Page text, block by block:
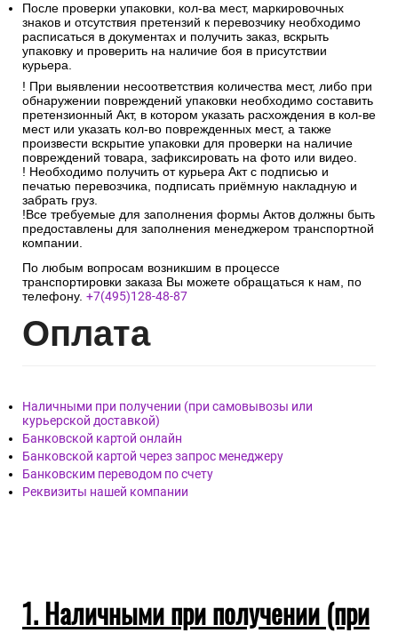
После проверки упаковки, кол-ва мест, маркировочных
знаков и отсутствия претензий к перевозчику необходимо
расписаться в документах и получить заказ, вскрыть
упаковку и проверить на наличие боя в присутствии
курьера.
! При выявлении несоответствия количества мест, либо при
обнаружении повреждений упаковки необходимо составить
претензионный Акт, в котором указать расхождения в кол-ве
мест или указать кол-во поврежденных мест, а также
произвести вскрытие упаковки для проверки на наличие
повреждений товара, зафиксировать на фото или видео.
! Необходимо получить от курьера Акт с подписью и
печатью перевозчика, подписать приёмную накладную и
забрать груз.
!Все требуемые для заполнения формы Актов должны быть
предоставлены для заполнения менеджером транспортной
компании.
По любым вопросам возникшим в процессе
транспортировки заказа Вы можете обращаться к нам, по
телефону. +7(495)128-48-87
Оплата
Наличными при получении (при самовывозы или
курьерской доставкой)
Банковской картой онлайн
Банковской картой через запрос менеджеру
Банковским переводом по счету
Реквизиты нашей компании
1. Наличными при получении (при